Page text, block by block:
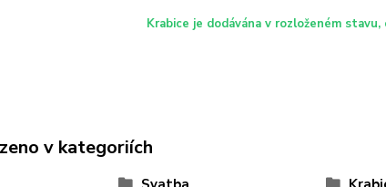
Krabice je dodávána v rozloženém stavu,
v kategoriích